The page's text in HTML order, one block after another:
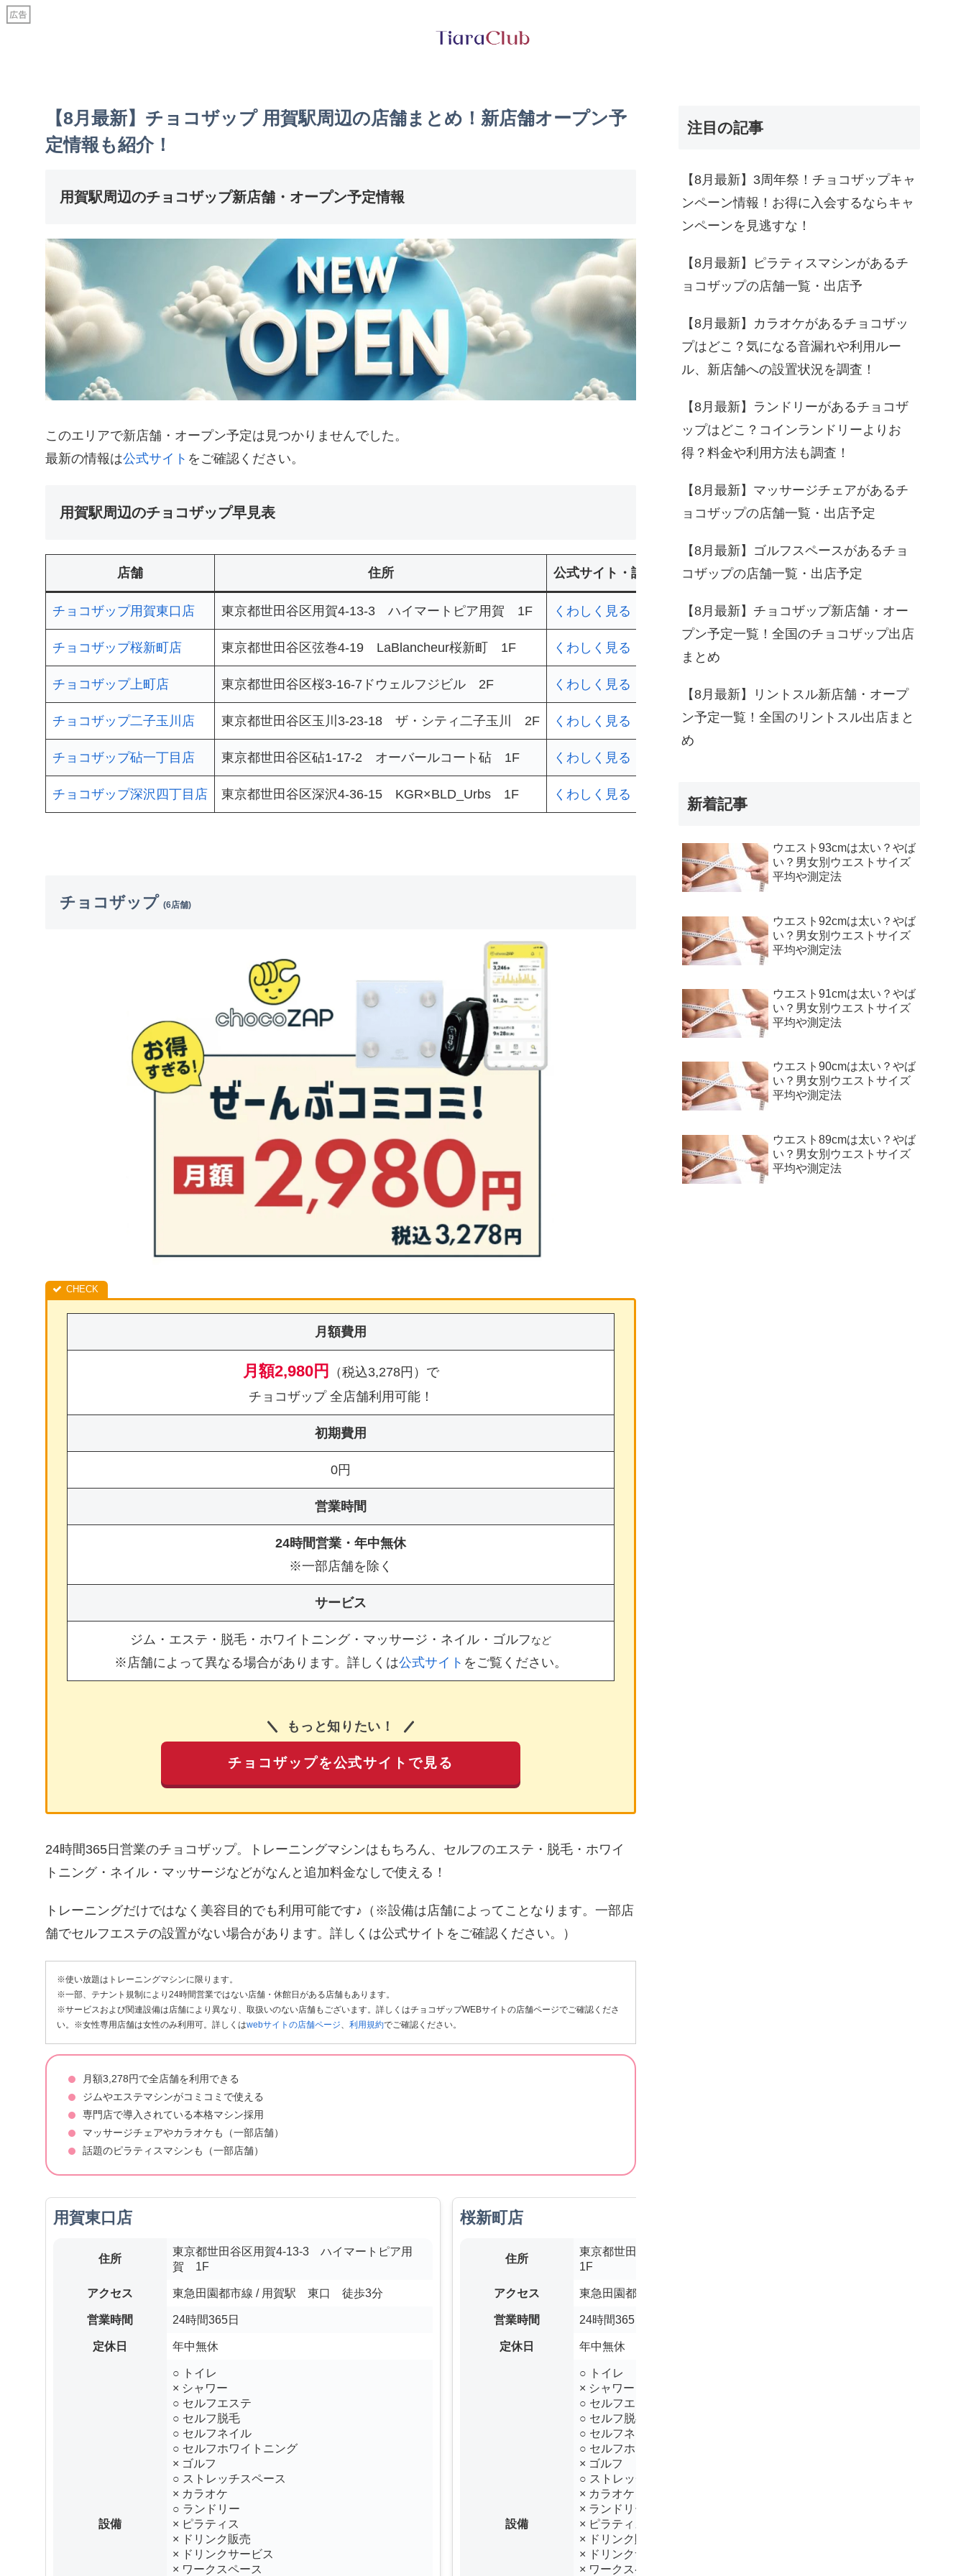
【8月最新】チョコザップ 用賀駅周辺の店舗まとめ！新店舗オープン予
定情報も紹介！
用賀駅周辺のチョコザップ新店舗・オープン予定情報
このエリアで新店舗・オープン予定は見つかりませんでした。
最新の情報は公式サイト をご確認ください。
用賀駅周辺のチョコザップ早見表
店舗 住所 公式サイト・詳細
チョコザップ用賀東口店 東京都世田谷区用賀4-13-3 ハイマートピア用賀 1F くわしく見る
チョコザップ桜新町店 東京都世田谷区弦巻4-19 LaBlancheur桜新町 1F くわしく見る
チョコザップ上町店 東京都世田谷区桜3-16-7ドウェルフジビル 2F くわしく見る
チョコザップ二子玉川店 東京都世田谷区玉川3-23-18 ザ・シティ二子玉川 2F くわしく見る
チョコザップ砧一丁目店 東京都世田谷区砧1-17-2 オーバールコート砧 1F くわしく見る
チョコザップ深沢四丁目店 東京都世田谷区深沢4-36-15 KGR×BLD_Urbs 1F くわしく見る
チョコザップ (6店舗)
月額費用
月額2,980円
（税込3,278円）で
チョコザップ 全店舗利用可能！
初期費用
0円
営業時間
24時間営業・年中無休
※一部店舗を除く
サービス
ジム・エステ・脱毛・ホワイトニング・マッサージ・ネイル・ゴルフなど
※店舗によって異なる場合があります。詳しくは公式サイト をご覧ください。
もっと知りたい！
チョコザップを公式サイトで見る
24時間365日営業のチョコザップ。トレーニングマシンはもちろん、セルフのエステ・脱毛・ホワイ
トニング・ネイル・マッサージなどがなんと追加料金なしで使える！
トレーニングだけではなく美容目的でも利用可能です♪（※設備は店舗によってことなります。一部店
舗でセルフエステの設置がない場合があります。詳しくは公式サイトをご確認ください。）
※使い放題はトレーニングマシンに限ります。
※一部、テナント規制により24時間営業ではない店舗・休館日がある店舗もあります。
※サービスおよび関連設備は店舗により異なり、取扱いのない店舗もございます。詳しくはチョコザップWEBサイトの店舗ページでご確認くださ
い。※女性専用店舗は女性のみ利用可。詳しくはwebサイトの店舗ページ、 利用規約でご確認ください。
月額3,278円で全店舗を利用できる
ジムやエステマシンがコミコミで使える
専門店で導入されている本格マシン採用
マッサージチェアやカラオケも（一部店舗）
話題のピラティスマシンも（一部店舗）
用賀東口店
住所
東京都世田谷区用賀4-13-3 ハイマートピア用
賀 1F
アクセス 東急田園都市線 / 用賀駅 東口 徒歩3分
営業時間 24時間365日
定休日 年中無休
設備
○ トイレ
× シャワー
○ セルフエステ
○ セルフ脱毛
○ セルフネイル
○ セルフホワイトニング
× ゴルフ
○ ストレッチスペース
× カラオケ
○ ランドリー
× ピラティス
× ドリンク販売
× ドリンクサービス
× ワークスペース
桜新町店
住所
東京都世田谷区弦巻4-19 LaBlancheur桜新町
1F
アクセス 東急田園都市線 / 桜新町駅 北口 徒歩8分
営業時間 24時間365日
定休日 年中無休
設備
○ トイレ
× シャワー
○ セルフエステ
○ セルフ脱毛
○ セルフネイル
○ セルフホワイトニング
× ゴルフ
○ ストレッチスペース
× カラオケ
× ランドリー
× ピラティス
× ドリンク販売
× ドリンクサービス
× ワークスペース
注目の記事
【8月最新】3周年祭！チョコザップキャ
ンペーン情報！お得に入会するならキャ
ンペーンを見逃すな！
【8月最新】ピラティスマシンがあるチ
ョコザップの店舗一覧・出店予
【8月最新】カラオケがあるチョコザッ
プはどこ？気になる音漏れや利用ルー
ル、新店舗への設置状況を調査！
【8月最新】ランドリーがあるチョコザ
ップはどこ？コインランドリーよりお
得？料金や利用方法も調査！
【8月最新】マッサージチェアがあるチ
ョコザップの店舗一覧・出店予定
【8月最新】ゴルフスペースがあるチョ
コザップの店舗一覧・出店予定
【8月最新】チョコザップ新店舗・オー
プン予定一覧！全国のチョコザップ出店
まとめ
【8月最新】リントスル新店舗・オープ
ン予定一覧！全国のリントスル出店まと
め
新着記事
ウエスト93cmは太い？やば
い？男女別ウエストサイズ
平均や測定法
ウエスト92cmは太い？やば
い？男女別ウエストサイズ
平均や測定法
ウエスト91cmは太い？やば
い？男女別ウエストサイズ
平均や測定法
ウエスト90cmは太い？やば
い？男女別ウエストサイズ
平均や測定法
ウエスト89cmは太い？やば
い？男女別ウエストサイズ
平均や測定法